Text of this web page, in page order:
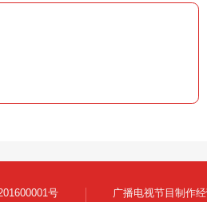
号 广播电视节目制作